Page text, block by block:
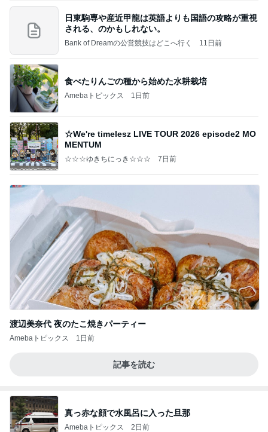
日東駒専や産近甲龍は英語よりも国語の攻略が重視
される、のかもしれない。
Bank of Dreamの公営競技はどこへ行く 11日前
食べたりんごの種から始めた水耕栽培
Amebaトピックス 1日前
☆We're timelesz LIVE TOUR 2026 episode2 MO
MENTUM
☆☆☆ゆきちにっき☆☆☆ 7日前
渡辺美奈代 夜のたこ焼きパーティー
Amebaトピックス 1日前
記事を読む
真っ赤な顔で水風呂に入った旦那
Amebaトピックス 2日前